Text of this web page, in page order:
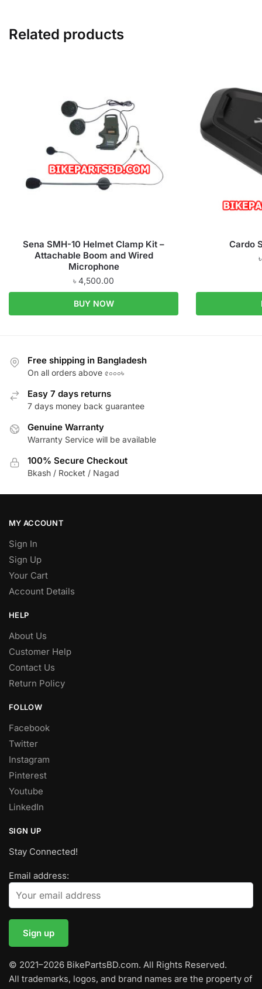
Related products
Sena SMH-10 Helmet Clamp Kit –
Attachable Boom and Wired
Microphone
৳ 4,500.00
BUY NOW
Cardo
Free shipping in Bangladesh
On all orders above ৫০০০৳
Easy 7 days returns
7 days money back guarantee
Genuine Warranty
Warranty Service will be available
100% Secure Checkout
Bkash / Rocket / Nagad
MY ACCOUNT
Sign In
Sign Up
Your Cart
Account Details
HELP
About Us
Customer Help
Contact Us
Return Policy
FOLLOW
Facebook
Twitter
Instagram
Pinterest
Youtube
LinkedIn
SIGN UP
Stay Connected!
Email address:
© 2021–2026 BikePartsBD.com. All Rights Reserved.
All trademarks, logos, and brand names are the property of